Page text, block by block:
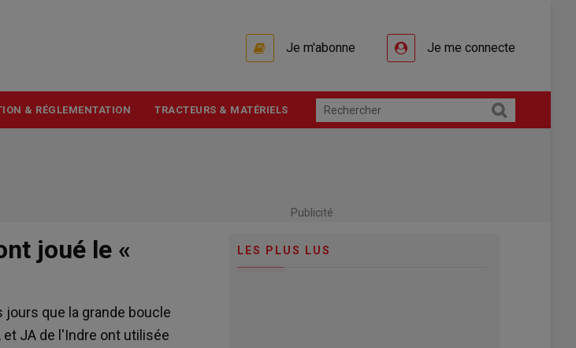
Je m'abonne Je me connecte
& RÉGLEMENTATION TRACTEURS & MATÉRIELS
Publicité
joué le «
jours que la grande boucle
et JA de l'Indre ont utilisée
LES PLUS LUS